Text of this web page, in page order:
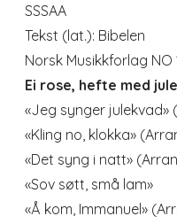
SSSAA
Tekst (lat.): Bibelen
Norsk Musikkforlag
Ei rose, hefte med
«Jeg synger julekvad»
«Kling no, klokka»
«Det syng i natt»
«Sov søtt, små lam»
«Å kom, Immanuel»